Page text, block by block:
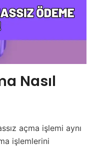
Nasıl
açma işlemi aynı
işlemlerini